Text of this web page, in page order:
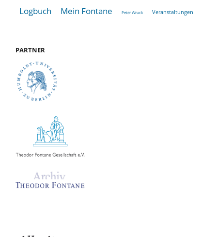
Logbuch Mein Fontane Peter Wruck Veranstaltungen
PARTNER